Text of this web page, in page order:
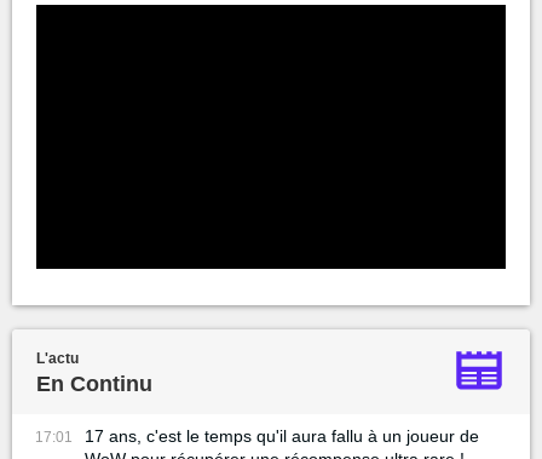
L'actu
En Continu
17:01
17 ans, c'est le temps qu'il aura fallu à un joueur de